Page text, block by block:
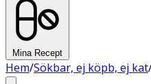
Mina Recept
Hem/Sökbar, ej köpb, ej kat